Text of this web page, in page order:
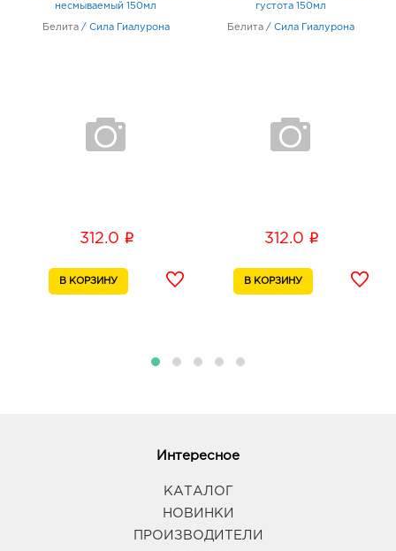
несмываемый 150мл
Белита / Сила Гиалурона
312.0 i
густота 150мл
Белита / Сила Гиалурона
312.0 i
Интересное
КАТАЛОГ
НОВИНКИ
ПРОИЗВОДИТЕЛИ